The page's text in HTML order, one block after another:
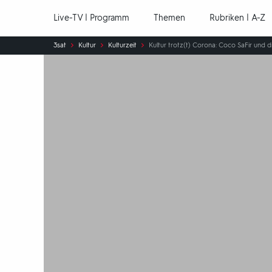
Live-TV | Programm Themen Rubriken | A-Z
Sie
sind
3sat Kultur Kulturzeit Kultur trotz(t) Corona: Coco SaFir und